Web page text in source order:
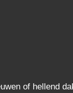
of hellend